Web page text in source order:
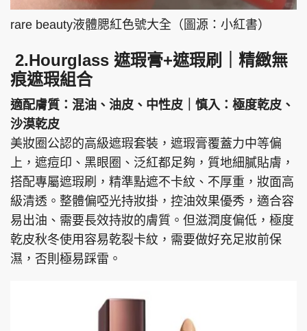
rare beauty液體腮紅色號大全（圖源：小紅書）
2.Hourglass 遮瑕膏+遮瑕刷｜精緻無
痕遮瑕組合
適配膚質：混油、油皮、中性皮｜慎入：極度乾皮、
沙漠乾皮
美妝圈公認的高級遮瑕套裝，遮瑕膏覆蓋力中等偏
上，遮痘印、黑眼圈、泛紅都足夠，質地細膩貼膚，
搭配專屬遮瑕刷，精準點遮不卡紋、不厚重，妝面高
級清透。整體偏啞光持妝掛，控油效果優秀，適合容
易出油、需要長效持妝的膚質。但滋潤度偏低，極度
乾皮秋冬使用容易乾裂卡紋，需要做好充足妝前保
濕，否則極易踩雷。